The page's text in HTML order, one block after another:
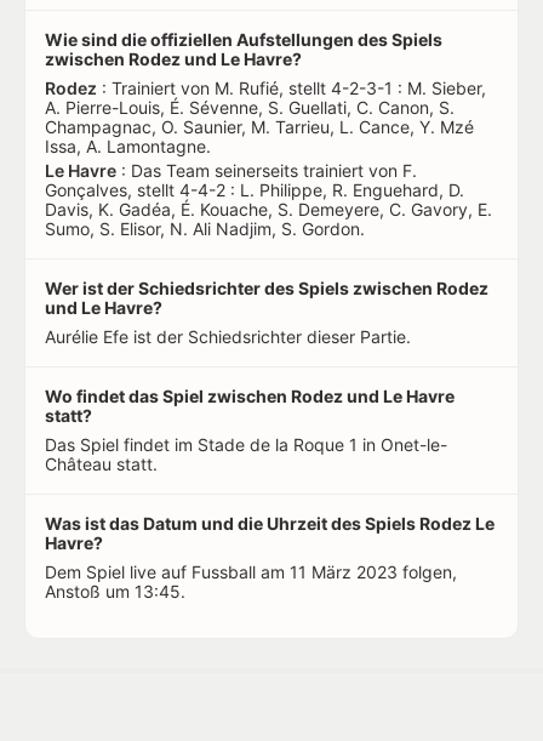
Wie sind die offiziellen Aufstellungen des Spiels
zwischen Rodez und Le Havre?
Rodez : Trainiert von M. Rufié, stellt 4-2-3-1 : M. Sieber,
A. Pierre-Louis, É. Sévenne, S. Guellati, C. Canon, S.
Champagnac, O. Saunier, M. Tarrieu, L. Cance, Y. Mzé
Issa, A. Lamontagne.
Le Havre : Das Team seinerseits trainiert von F.
Gonçalves, stellt 4-4-2 : L. Philippe, R. Enguehard, D.
Davis, K. Gadéa, É. Kouache, S. Demeyere, C. Gavory, E.
Sumo, S. Elisor, N. Ali Nadjim, S. Gordon.
Wer ist der Schiedsrichter des Spiels zwischen Rodez
und Le Havre?
Aurélie Efe ist der Schiedsrichter dieser Partie.
Wo findet das Spiel zwischen Rodez und Le Havre
statt?
Das Spiel findet im Stade de la Roque 1 in Onet-le-
Château statt.
Was ist das Datum und die Uhrzeit des Spiels Rodez Le
Havre?
Dem Spiel live auf Fussball am 11 März 2023 folgen,
Anstoß um 13:45.